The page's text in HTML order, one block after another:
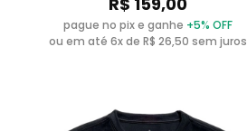
pague no pix e ganhe +5% OFF
ou em até 6x de R$ 26,50 sem juros